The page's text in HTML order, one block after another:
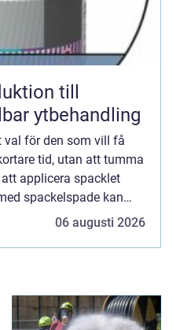
till
ytbehandling
val för den som vill få
tid, utan att tumma
applicera spacklet
spackelspade kan
samtidigt som
06 augusti 2026